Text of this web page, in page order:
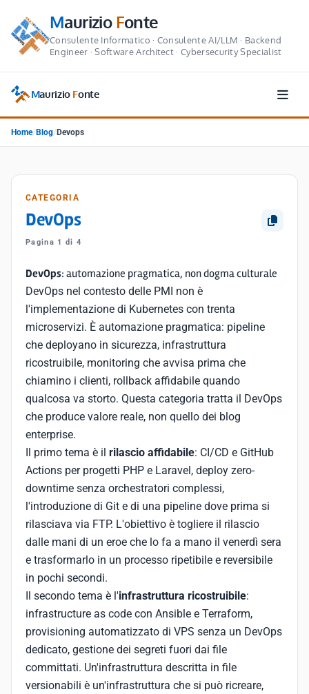
MaurizioFonte
Consulente Informatico · Consulente AI/LLM · Backend
Engineer · Software Architect · Cybersecurity Specialist
Maurizio Fonte
Home/ Blog/ Devops
CATEGORIA
DevOps
Pagina 1 di 4
DevOps: automazione pragmatica, non dogma culturale
DevOps nel contesto delle PMI non è
l'implementazione di Kubernetes con trenta
microservizi. È automazione pragmatica: pipeline
che deployano in sicurezza, infrastruttura
ricostruibile, monitoring che avvisa prima che
chiamino i clienti, rollback affidabile quando
qualcosa va storto. Questa categoria tratta il DevOps
che produce valore reale, non quello dei blog
enterprise.
Il primo tema è il rilascio affidabile: CI/CD e GitHub
Actions per progetti PHP e Laravel, deploy zero-
downtime senza orchestratori complessi,
l'introduzione di Git e di una pipeline dove prima si
rilasciava via FTP. L'obiettivo è togliere il rilascio
dalle mani di un eroe che lo fa a mano il venerdì sera
e trasformarlo in un processo ripetibile e reversibile
in pochi secondi.
Il secondo tema è l'infrastruttura ricostruibile:
infrastructure as code con Ansible e Terraform,
provisioning automatizzato di VPS senza un DevOps
dedicato, gestione dei segreti fuori dai file
committati. Un'infrastruttura descritta in file
versionabili è un'infrastruttura che si può ricreare,